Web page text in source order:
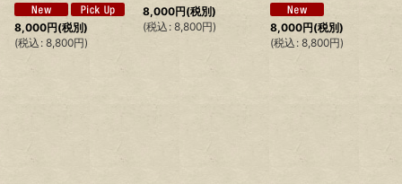
8,000円(税別)
(税込 : 8,800円)
8,000円(税別)
(税込 : 8,800円) 8,000円(税別)
(税込 : 8,800円)